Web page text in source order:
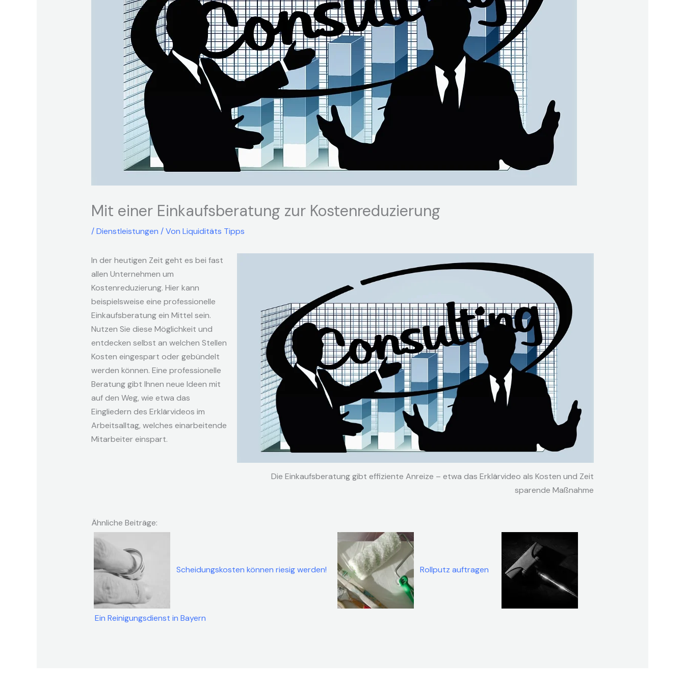
Mit einer Einkaufsberatung zur Kostenreduzierung
/Dienstleistungen / Von Liquiditäts Tipps
Die Einkaufsberatung gibt effiziente Anreize – etwa das Erklärvideo als Kosten und Zeit
sparende Maßnahme
In der heutigen Zeit geht es bei fast
allen Unternehmen um
Kostenreduzierung. Hier kann
beispielsweise eine professionelle
Einkaufsberatung ein Mittel sein.
Nutzen Sie diese Möglichkeit und
entdecken selbst an welchen Stellen
Kosten eingespart oder gebündelt
werden können. Eine professionelle
Beratung gibt Ihnen neue Ideen mit
auf den Weg, wie etwa das
Eingliedern des Erklärvideos im
Arbeitsalltag, welches einarbeitende
Mitarbeiter einspart.
Ähnliche Beiträge:
Scheidungskosten können riesig werden! Rollputz auftragen
Ein Reinigungsdienst in Bayern